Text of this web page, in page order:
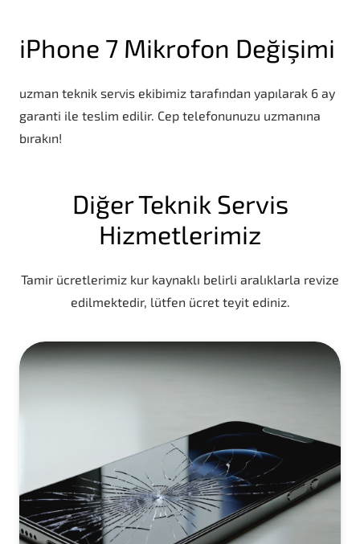
iPhone 7 Mikrofon Değişimi
uzman teknik servis ekibimiz tarafından yapılarak 6 ay
garanti ile teslim edilir. Cep telefonunuzu uzmanına
bırakın!
Diğer Teknik Servis
Hizmetlerimiz
Tamir ücretlerimiz kur kaynaklı belirli aralıklarla revize
edilmektedir, lütfen ücret teyit ediniz.